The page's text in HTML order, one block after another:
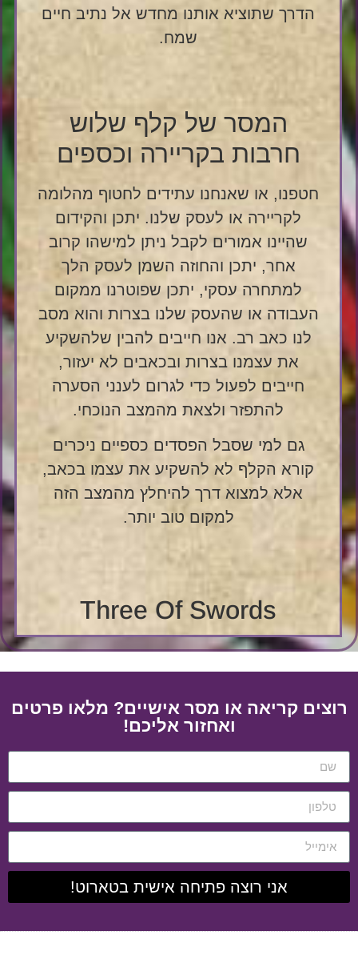
הדרך שתוציא אותנו מחדש אל נתיב חיים
שמח.
המסר של קלף שלוש
חרבות בקריירה וכספים
חטפנו, או שאנחנו עתידים לחטוף מהלומה
לקריירה או לעסק שלנו. יתכן והקידום
שהיינו אמורים לקבל ניתן למישהו קרוב
אחר, יתכן והחוזה השמן לעסק הלך
למתחרה עסקי, יתכן שפוטרנו ממקום
העבודה או שהעסק שלנו בצרות והוא מסב
לנו כאב רב. אנו חייבים להבין שלהשקיע
את עצמנו בצרות ובכאבים לא יעזור,
חייבים לפעול כדי לגרום לענני הסערה
להתפזר ולצאת מהמצב הנוכחי.
גם למי שסבל הפסדים כספיים ניכרים
קורא הקלף לא להשקיע את עצמו בכאב,
אלא למצוא דרך להיחלץ מהמצב הזה
למקום טוב יותר.
Three Of Swords
רוצים קריאה או מסר אישיים? מלאו פרטים
ואחזור אליכם!
אני רוצה פתיחה אישית בטארוט!